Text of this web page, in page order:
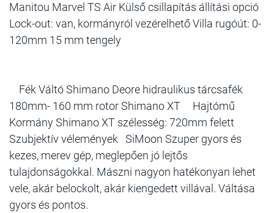
Manitou Marvel TS Air Külső csillapítás állítási opció
Lock-out: van, kormányról vezérelhető Villa rugóút: 0-
120mm 15 mm tengely
Fék Váltó Shimano Deore hidraulikus tárcsafék
180mm- 160 mm rotor Shimano XT Hajtómű
Kormány Shimano XT szélesség: 720mm felett
Szubjektív vélemények SiMoon Szuper gyors és
kezes, merev gép, meglepően jó lejtős
tulajdonságokkal. Mászni nagyon hatékonyan lehet
vele, akár belockolt, akár kiengedett villával. Váltása
gyors és pontos.